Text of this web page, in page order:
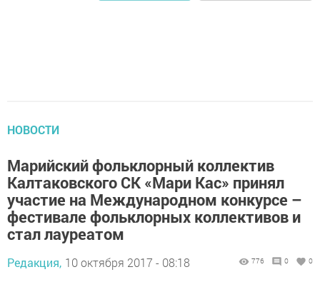
НОВОСТИ
Марийский фольклорный коллектив
Калтаковского СК «Мари Кас» принял
участие на Международном конкурсе –
фестивале фольклорных коллективов и
стал лауреатом
Редакция, 10 октября 2017 - 08:18 776 0 0